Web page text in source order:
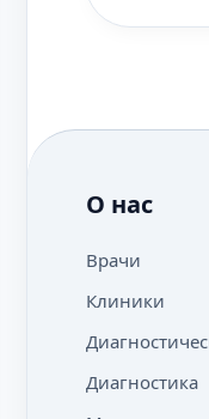
О нас
Врачи
Клиники
Диагностика